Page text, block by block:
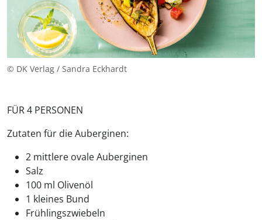
© DK Verlag / Sandra Eckhardt
FÜR 4 PERSONEN
Zutaten für die Auberginen:
2 mittlere ovale Auberginen
Salz
100 ml Olivenöl
1 kleines Bund
Frühlingszwiebeln